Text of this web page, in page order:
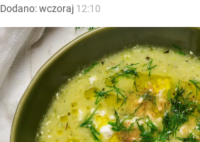
Dodano:wczoraj 12:10